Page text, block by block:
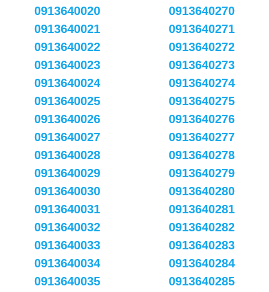
0913640020
0913640021
0913640022
0913640023
0913640024
0913640025
0913640026
0913640027
0913640028
0913640029
0913640030
0913640031
0913640032
0913640033
0913640034
0913640035
0913640270
0913640271
0913640272
0913640273
0913640274
0913640275
0913640276
0913640277
0913640278
0913640279
0913640280
0913640281
0913640282
0913640283
0913640284
0913640285